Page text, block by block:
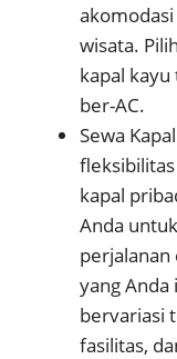
wisata.
kapal
ber-AC.
Sewa
kapal
Anda
perjalanan
yang Anda
bervariasi
fasilitas,